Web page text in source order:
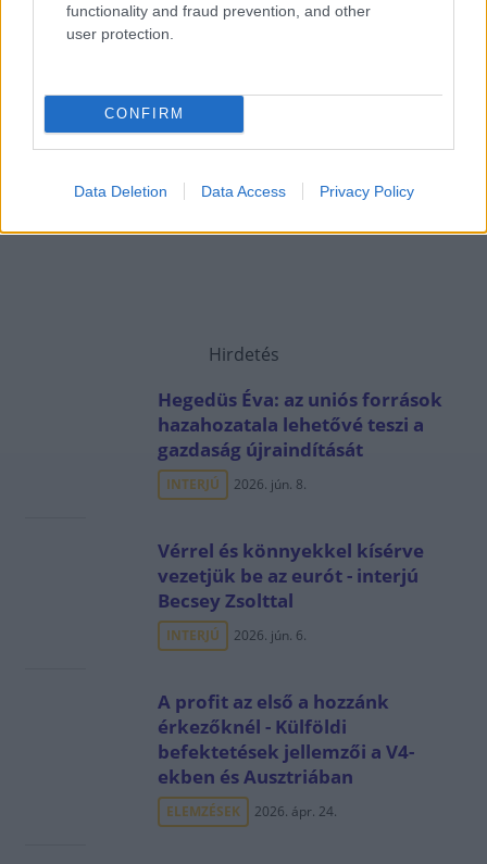
functionality and fraud prevention, and other
user protection.
CONFIRM
Data Deletion Data Access Privacy Policy
Hirdetés
Hegedüs Éva: az uniós források
hazahozatala lehetővé teszi a
gazdaság újraindítását
INTERJÚ 2026. jún. 8.
Vérrel és könnyekkel kísérve
vezetjük be az eurót - interjú
Becsey Zsolttal
INTERJÚ 2026. jún. 6.
A profit az első a hozzánk
érkezőknél - Külföldi
befektetések jellemzői a V4-
ekben és Ausztriában
ELEMZÉSEK 2026. ápr. 24.